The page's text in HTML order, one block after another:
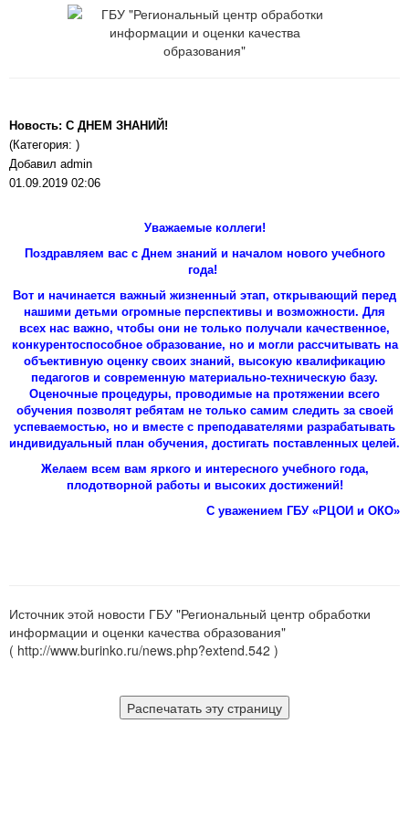
Новость: С ДНЕМ ЗНАНИЙ!
(Категория: )
Добавил admin
01.09.2019 02:06
Уважаемые коллеги!
Поздравляем вас с Днем знаний и началом нового учебного
года!
Вот и начинается важный жизненный этап, открывающий перед
нашими детьми огромные перспективы и возможности. Для
всех нас важно, чтобы они не только получали качественное,
конкурентоспособное образование, но и могли рассчитывать на
объективную оценку своих знаний, высокую квалификацию
педагогов и современную материально-техническую базу.
Оценочные процедуры, проводимые на протяжении всего
обучения позволят ребятам не только самим следить за своей
успеваемостью, но и вместе с преподавателями разрабатывать
индивидуальный план обучения, достигать поставленных целей.
Желаем всем вам яркого и интересного учебного года,
плодотворной работы и высоких достижений!
С уважением ГБУ «РЦОИ и ОКО»
Источник этой новости ГБУ "Региональный центр обработки
информации и оценки качества образования"
( http://www.burinko.ru/news.php?extend.542 )